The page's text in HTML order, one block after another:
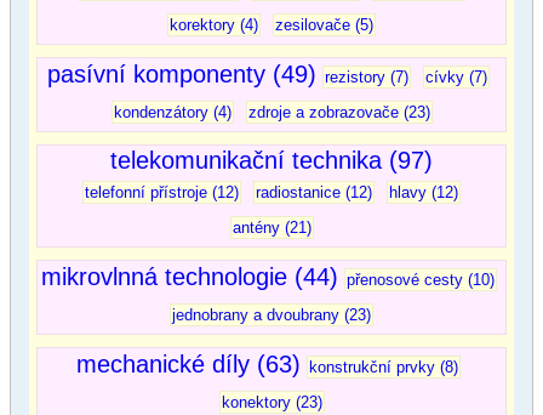
korektory (4)
zesilovače (5)
pasívní komponenty (49) rezistory (7)
cívky (7)
kondenzátory (4)
zdroje a zobrazovače (23)
telekomunikační technika (97)
telefonní přístroje (12) radiostanice (12)
hlavy (12)
antény (21)
mikrovlnná technologie (44) přenosové cesty (10)
jednobrany a dvoubrany (23)
mechanické díly (63)
konstrukční prvky (8)
konektory (23)